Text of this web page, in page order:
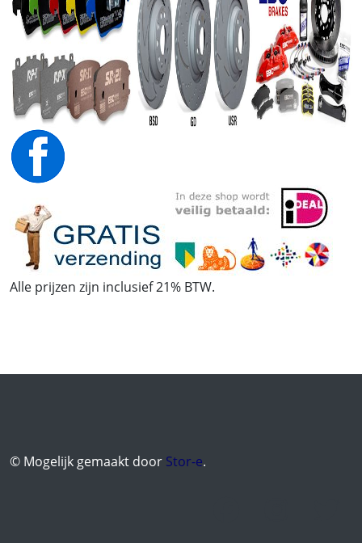
Alle prijzen zijn inclusief 21% BTW.
© Mogelijk gemaakt door Stor-e.